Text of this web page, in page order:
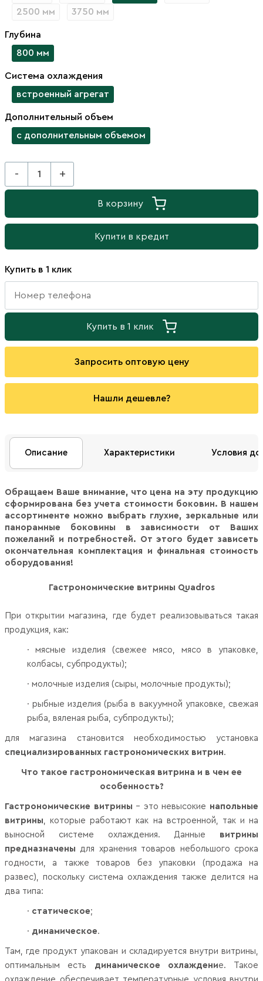
2500 мм
3750 мм
Глубина
800 мм
Система охлаждения
встроенный агрегат
Дополнительный объем
с дополнительным объемом
- +
В корзину
Купити в кредит
Купить в 1 клик
Купить в 1 клик
Запросить оптовую цену
Нашли дешевле?
Описание Характеристики Условия
Обращаем Ваше внимание, что цена на эту продукцию
сформирована без учета стоимости боковин. В нашем
ассортименте можно выбрать глухие, зеркальные или
панорамные боковины в зависимости от Ваших
пожеланий и потребностей. От этого будет зависеть
окончательная комплектация и финальная стоимость
оборудования!
Гастрономические витрины Quadros
При открытии магазина, где будет реализовываться такая
продукция, как:
·
мясные изделия (свежее мясо, мясо в упаковке,
колбасы, субпродукты);
· молочные изделия (сыры, молочные продукты);
· рыбные изделия (рыба в вакуумной упаковке, свежая
рыба, вяленая рыба, субпродукты);
для магазина становится необходимостью установка
специализированных гастрономических витрин.
Что такое гастрономическая витрина и в чем ее
особенность?
Гастрономические витрины – это невысокие напольные
витрины , которые работают как на встроенной, так и на
выносной системе охлаждения. Данные витрины
предназначены для хранения товаров небольшого срока
годности, а также товаров без упаковки (продажа на
развес), поскольку система охлаждения также делится на
два типа:
· статическое;
· динамическое.
Там, где продукт упакован и складируется внутри витрины,
оптимальным есть динамическое охлаждение. Такое